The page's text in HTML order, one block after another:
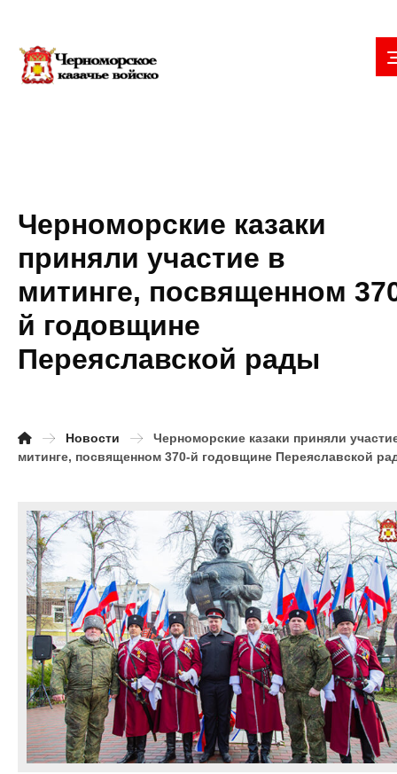
Черноморские казаки
приняли участие в
митинге, посвященном
й годовщине
Переяславской рады
Новости
Черноморские казаки приняли
митинге, посвященном 370-й годовщине Переяславской